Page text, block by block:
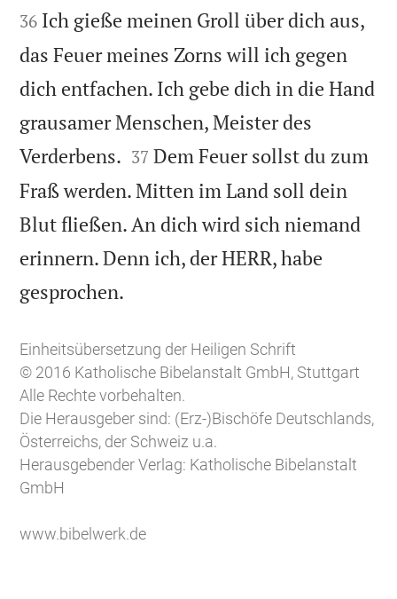
36 Ich gieße meinen Groll über dich aus,
das Feuer meines Zorns will ich gegen
dich entfachen. Ich gebe dich in die Hand
grausamer Menschen, Meister des
Verderbens. 

37 Dem Feuer sollst du zum
Fraß werden. Mitten im Land soll dein
Blut fließen. An dich wird sich niemand
erinnern. Denn ich, der HERR, habe
gesprochen.
Einheitsübersetzung der Heiligen Schrift
© 2016 Katholische Bibelanstalt GmbH, Stuttgart
Alle Rechte vorbehalten.
Die Herausgeber sind: (Erz-)Bischöfe Deutschlands,
Österreichs, der Schweiz u.a.
Herausgebender Verlag: Katholische Bibelanstalt
GmbH
www.bibelwerk.de